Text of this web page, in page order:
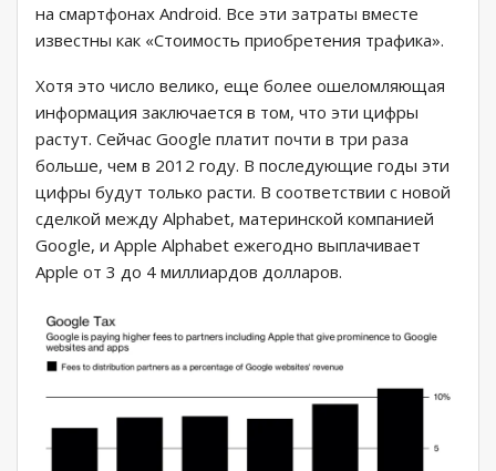
на смартфонах Android. Все эти затраты вместе
известны как «Стоимость приобретения трафика».
Хотя это число велико, еще более ошеломляющая
информация заключается в том, что эти цифры
растут. Сейчас Google платит почти в три раза
больше, чем в 2012 году. В последующие годы эти
цифры будут только расти. В соответствии с новой
сделкой между Alphabet, материнской компанией
Google, и Apple Alphabet ежегодно выплачивает
Apple от 3 до 4 миллиардов долларов.